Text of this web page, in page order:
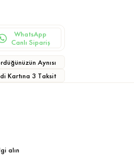
WhatsApp
Canlı Sipariş
Aynısı
Kartına 3 Taksit
alın